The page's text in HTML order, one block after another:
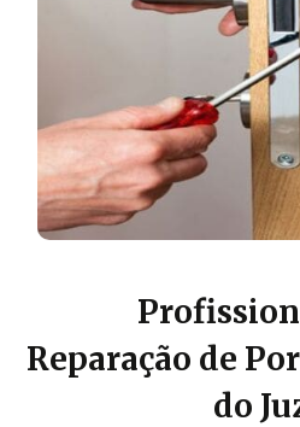
Reparação de
do